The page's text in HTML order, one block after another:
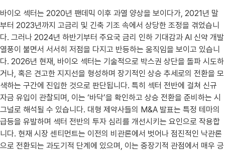
바이오 섹터는 2020년 팬데믹 이후 과열 양상을 보이다가, 2021년 말
부터 2023년까지 고금리 및 긴축 기조 속에서 상당한 조정을 겪었습니
다. 그러나 2024년 하반기부터 주요국 금리 인하 기대감과 AI 신약 개발
열풍이 불면서 서서히 저점을 다지고 반등하는 움직임을 보이고 있습니
다. 2026년 현재, 바이오 섹터는 기술적으로 박스권 상단을 돌파 시도하
거나, 혹은 견고한 지지선을 형성하며 장기적인 상승 추세로의 전환을 모
색하는 구간에 진입한 것으로 판단됩니다. 특히 섹터 전반에 걸쳐 신규
자금 유입이 관찰되며, 이는 ‘바닥’을 확인하고 상승 전환을 준비하는 시
그널로 해석될 수 있습니다. 대형 제약사들의 M&A 발표는 특정 테마의
급등을 유발하며 섹터 전반의 투자 심리를 개선시키는 요인으로 작용합
니다. 현재 시장 센티먼트는 이전의 비관론에서 벗어나 점진적인 낙관론
으로 전환되는 과도기적 단계에 있으며, 이는 중장기적 관점에서 매우 긍